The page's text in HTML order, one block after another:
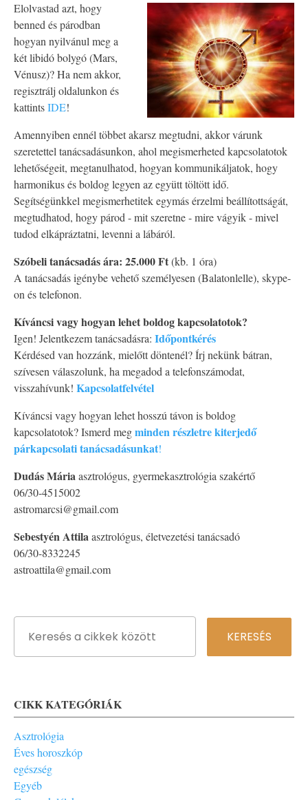
Elolvastad azt, hogy
benned és párodban
hogyan nyilvánul meg a
két libidó bolygó (Mars,
Vénusz)? Ha nem akkor,
regisztrálj oldalunkon és
kattintsIDE!
Amennyiben ennél többet akarsz megtudni, akkor várunk
szeretettel tanácsadásunkon, ahol megismerheted kapcsolatotok
lehetőségeit, megtanulhatod, hogyan kommunikáljatok, hogy
harmonikus és boldog legyen az együtt töltött idő.
Segítségünkkel megismerhetitek egymás érzelmi beállítottságát,
megtudhatod, hogy párod - mit szeretne - mire vágyik - mivel
tudod elkápráztatni, levenni a lábáról.
Szóbeli tanácsadás ára: 25.000 Ft(kb. 1 óra)
A tanácsadás igénybe vehető személyesen (Balatonlelle), skype-
on és telefonon.
Kíváncsi vagy hogyan lehet boldog kapcsolatotok?
Igen! Jelentkezem tanácsadásra: Időpontkérés
Kérdésed van hozzánk, mielőtt döntenél? Írj nekünk bátran,
szívesen válaszolunk, ha megadod a telefonszámodat,
visszahívunk! Kapcsolatfelvétel
Kíváncsi vagy hogyan lehet hosszú távon is boldog
kapcsolatotok? Ismerd megminden részletre kiterjedő
párkapcsolati tanácsadásunkat!
Dudás Máriaasztrológus, gyermekasztrológia szakértő
06/30-4515002
astromarcsi@gmail.com
Sebestyén Attilaasztrológus, életvezetési tanácsadó
06/30-8332245
astroattila@gmail.com
CIKK KATEGÓRIÁK
Asztrológia
Éves horoszkóp
egészség
Egyéb